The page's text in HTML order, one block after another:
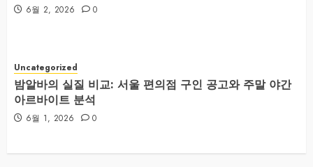
6월 2, 2026 0
Uncategorized
밤알바의 실질 비교: 서울 편의점 구인 공고와 주말 야간
아르바이트 분석
6월 1, 2026 0